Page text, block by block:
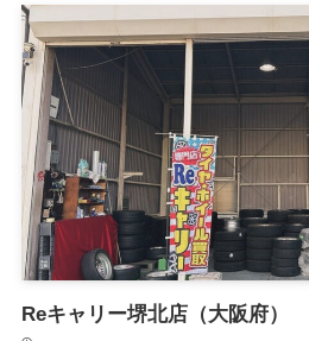
Reキャリー堺北店（大阪府）